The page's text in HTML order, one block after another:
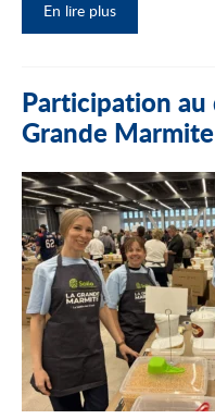
En lire plus
Participation
Grande Marmite